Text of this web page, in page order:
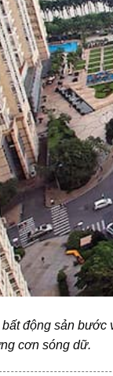
động sản bước
cơn sóng dữ.